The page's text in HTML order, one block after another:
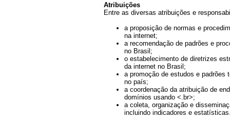
Atribuições
Entre as diversas atribuições e
a proposição de normas e
na internet;
a recomendação de padrões e
no Brasil;
o estabelecimento de diretrizes
da internet no Brasil;
a promoção de estudos e padrões
no país;
a coordenação da atribuição de
domínios usando <.br>;
a coleta, organização e
incluindo indicadores e